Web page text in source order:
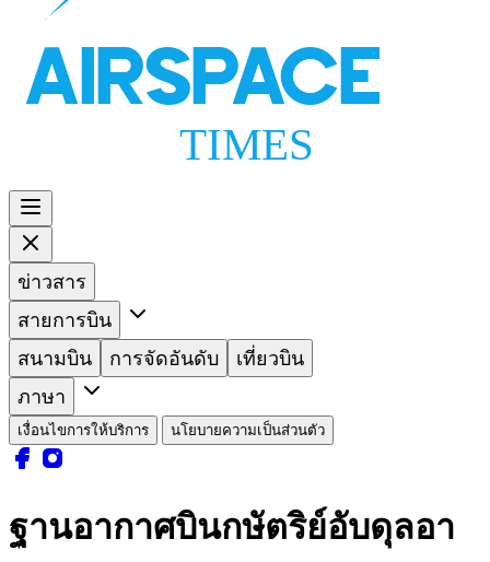
AIRSPACE
TIMES
ข่าวสาร
สายการบิน
สนามบิน
การจัดอันดับ
เที่ยวบิน
ภาษา
เงื่อนไขการให้บริการ นโยบายความเป็นส่วนตัว
ฐานอากาศบินกษัตริย์อับดุลอา